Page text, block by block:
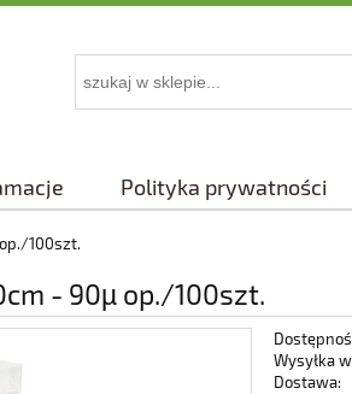
Polityka prywatności
100szt.
- 90µ op./100szt.
Wysyłka
Dostawa: